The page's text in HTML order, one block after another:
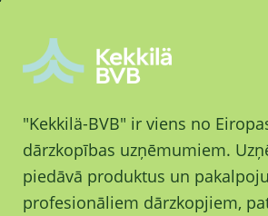
"Kekkilä-BVB" ir viens no
dārzkopības uzņēmumiem.
piedāvā produktus un
profesionāliem dārzkopjiem,